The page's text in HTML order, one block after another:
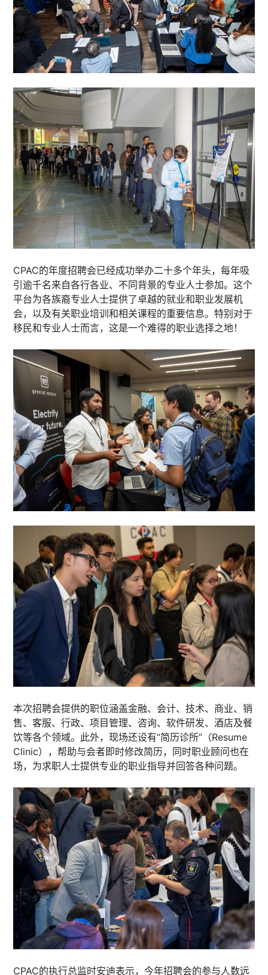
CPAC的年度招聘会已经成功举办二十多个年头，每年吸
引逾千名来自各行各业、不同背景的专业人士参加。这个
平台为各族裔专业人士提供了卓越的就业和职业发展机
会，以及有关职业培训和相关课程的重要信息。特别对于
移民和专业人士而言，这是一个难得的职业选择之地！
本次招聘会提供的职位涵盖金融、会计、技术、商业、销
售、客服、行政、项目管理、咨询、软件研发、酒店及餐
饮等各个领域。此外，现场还设有“简历诊所”（Resume
Clinic），帮助与会者即时修改简历，同时职业顾问也在
场，为求职人士提供专业的职业指导并回答各种问题。
CPAC的执行总监时安迪表示，今年招聘会的参与人数远